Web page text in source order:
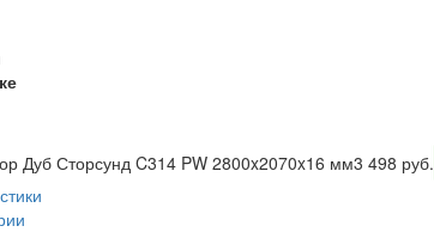
Дуб Сторсунд C314 PW 2800x2070x16 мм3 498 руб.